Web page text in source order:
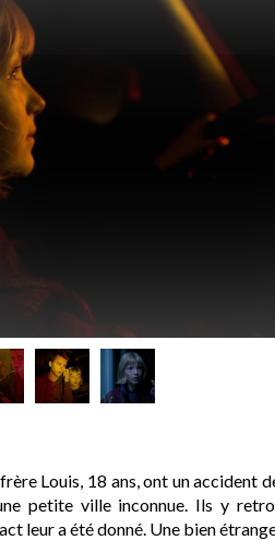
Louis, 18 ans, ont un accident
petite ville inconnue. Ils y
leur a été donné. Une bien étrange